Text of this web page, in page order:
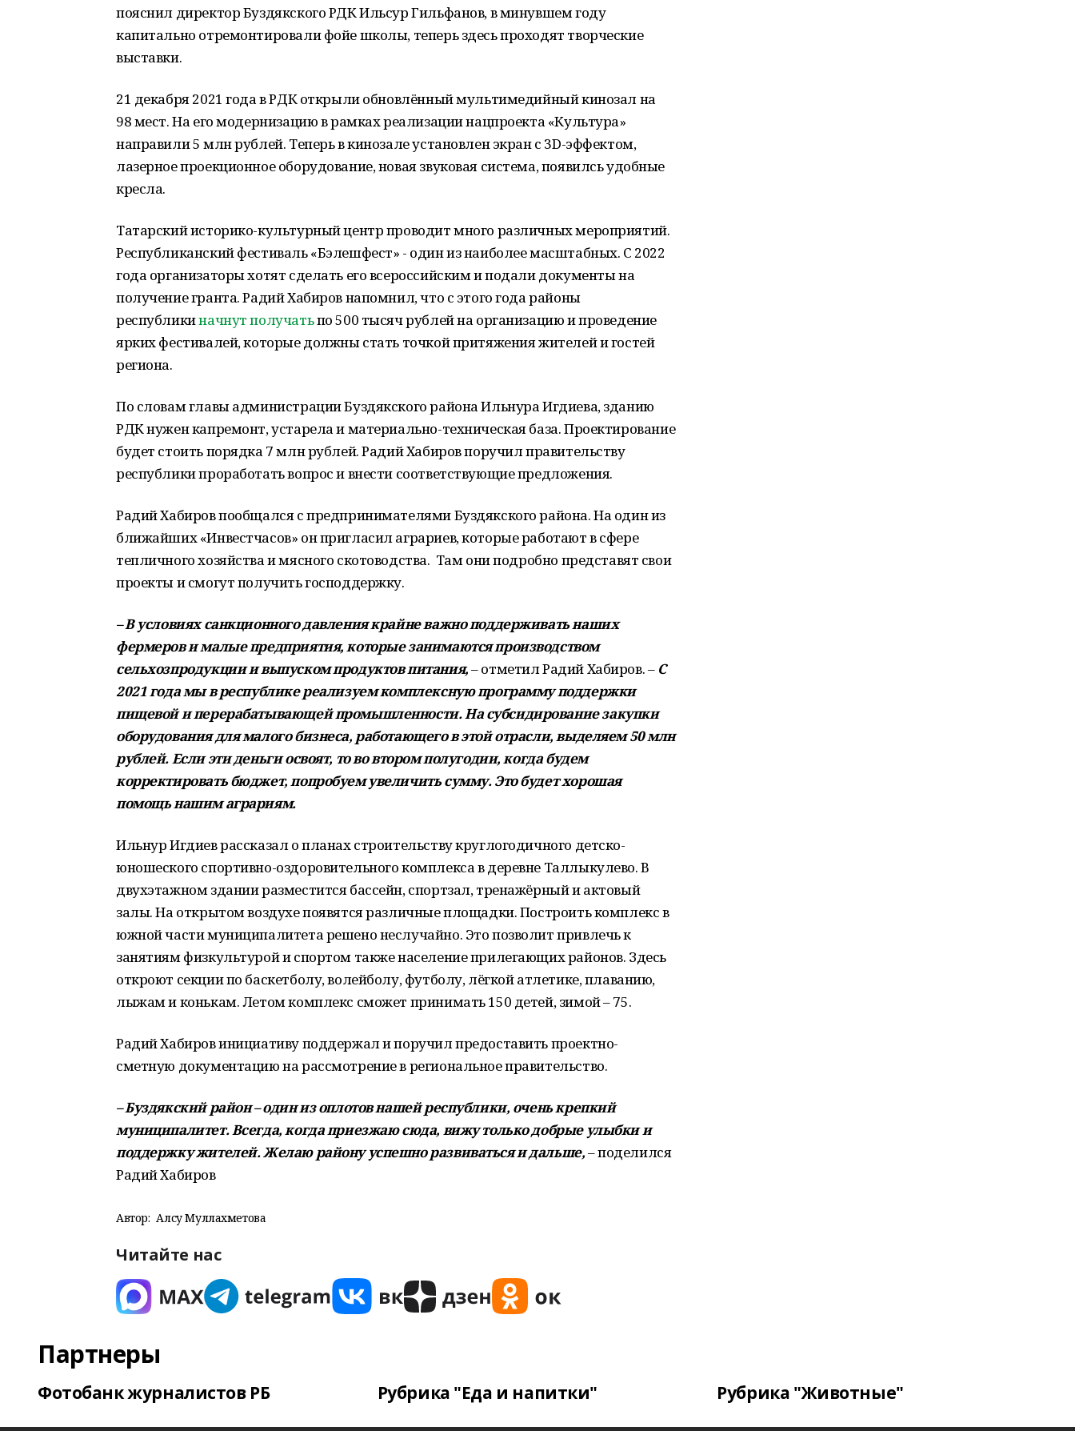
пояснил директор Буздякского РДК Ильсур Гильфанов, в минувшем году
капитально отремонтировали фойе школы, теперь здесь проходят творческие
выставки.
21 декабря 2021 года в РДК открыли обновлённый мультимедийный кинозал на
98 мест. На его модернизацию в рамках реализации нацпроекта «Культура»
направили 5 млн рублей. Теперь в кинозале установлен экран с 3D-эффектом,
лазерное проекционное оборудование, новая звуковая система, появилсь удобные
кресла.
Татарский историко-культурный центр проводит много различных мероприятий.
Республиканский фестиваль «Бэлешфест» - один из наиболее масштабных. С 2022
года организаторы хотят сделать его всероссийским и подали документы на
получение гранта. Радий Хабиров напомнил, что с этого года районы
республикиначнут получатьпо 500 тысяч рублей на организацию и проведение
ярких фестивалей, которые должны стать точкой притяжения жителей и гостей
региона.
По словам главы администрации Буздякского района Ильнура Игдиева, зданию
РДК нужен капремонт, устарела и материально-техническая база. Проектирование
будет стоить порядка 7 млн рублей. Радий Хабиров поручил правительству
республики проработать вопрос и внести соответствующие предложения.
Радий Хабиров пообщался с предпринимателями Буздякского района. На один из
ближайших «Инвестчасов» он пригласил аграриев, которые работают в сфере
тепличного хозяйства и мясного скотоводства. Там они подробно представят свои
проекты и смогут получить господдержку.
– В условиях санкционного давления крайне важно поддерживать наших
фермеров и малые предприятия, которые занимаются производством
сельхозпродукции и выпуском продуктов питания,– отметил Радий Хабиров. – С
2021 года мы в республике реализуем комплексную программу поддержки
пищевой и перерабатывающей промышленности. На субсидирование закупки
оборудования для малого бизнеса, работающего в этой отрасли, выделяем 50 млн
рублей. Если эти деньги освоят, то во втором полугодии, когда будем
корректировать бюджет, попробуем увеличить сумму. Это будет хорошая
помощь нашим аграриям.
Ильнур Игдиев рассказал о планах строительству круглогодичного детско-
юношеского спортивно-оздоровительного комплекса в деревне Таллыкулево. В
двухэтажном здании разместится бассейн, спортзал, тренажёрный и актовый
залы. На открытом воздухе появятся различные площадки. Построить комплекс в
южной части муниципалитета решено неслучайно. Это позволит привлечь к
занятиям физкультурой и спортом также население прилегающих районов. Здесь
откроют секции по баскетболу, волейболу, футболу, лёгкой атлетике, плаванию,
лыжам и конькам. Летом комплекс сможет принимать 150 детей, зимой – 75.
Радий Хабиров инициативу поддержал и поручил предоставить проектно-
сметную документацию на рассмотрение в региональное правительство.
– Буздякский район – один из оплотов нашей республики, очень крепкий
муниципалитет. Всегда, когда приезжаю сюда, вижу только добрые улыбки и
поддержку жителей. Желаю району успешно развиваться и дальше,– поделился
Радий Хабиров
Автор: Алсу Муллахметова
Читайте нас
Партнеры
Фотобанк журналистов РБ Рубрика "Еда и напитки" Рубрика "Животные"